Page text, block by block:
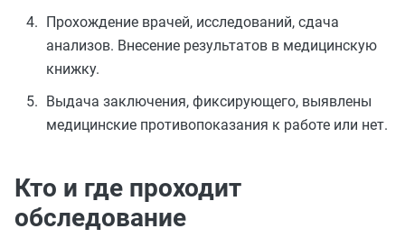
Прохождение врачей, исследований, сдача
анализов. Внесение результатов в медицинскую
книжку.
Выдача заключения, фиксирующего, выявлены
медицинские противопоказания к работе или нет.
Кто и где проходит
обследование